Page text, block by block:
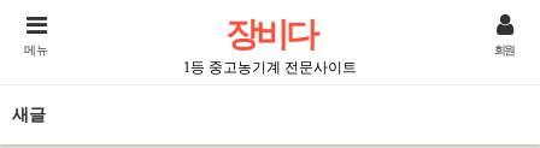
장비다
1등 중고농기계 전문사이트
메뉴 회원
새글